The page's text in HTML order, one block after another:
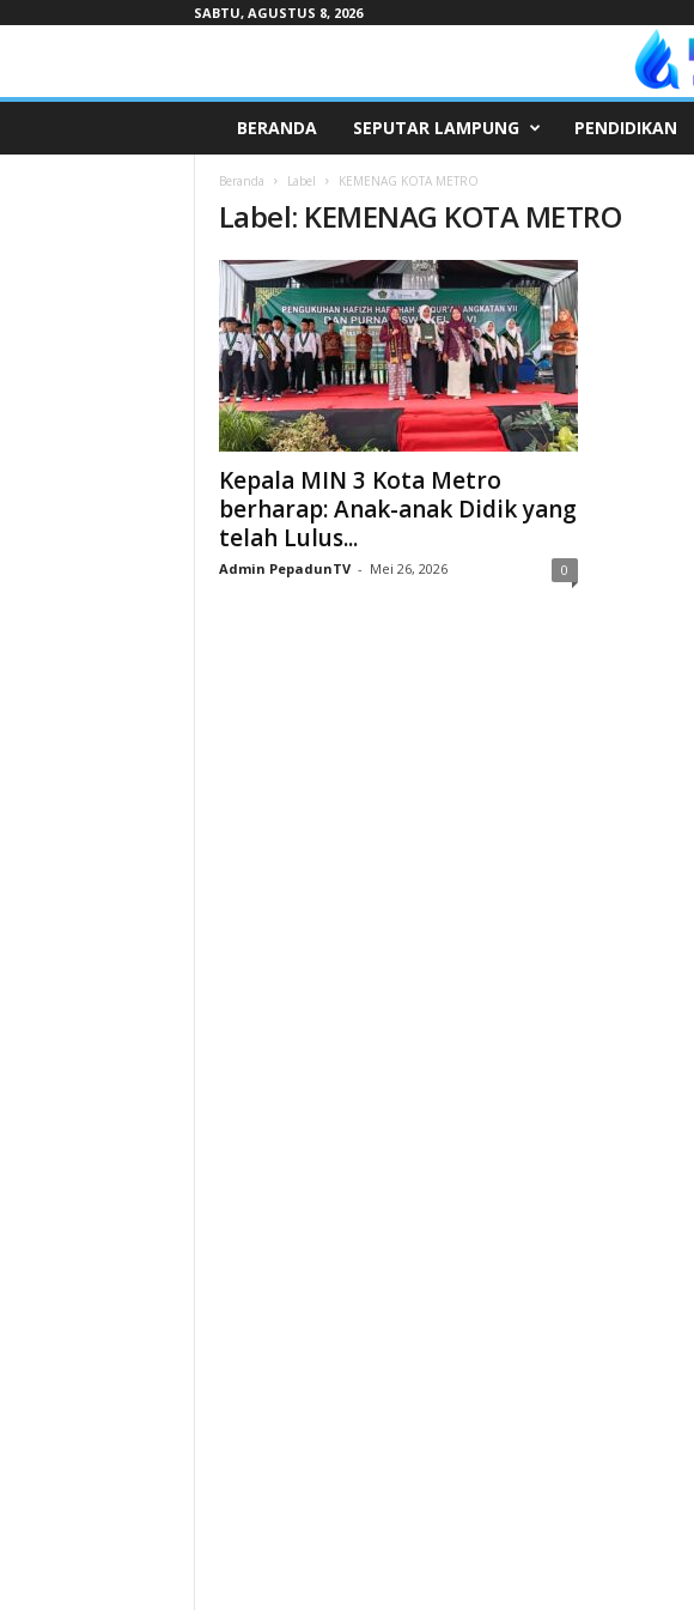
SABTU, AGUSTUS 8, 2026
BERANDA SEPUTAR LAMPUNG PENDIDIKAN
Beranda Label KEMENAG KOTA METRO
Label: KEMENAG KOTA METRO
Kepala MIN 3 Kota Metro
berharap: Anak-anak Didik yang
telah Lulus...
Admin PepadunTV - Mei 26, 2026 0